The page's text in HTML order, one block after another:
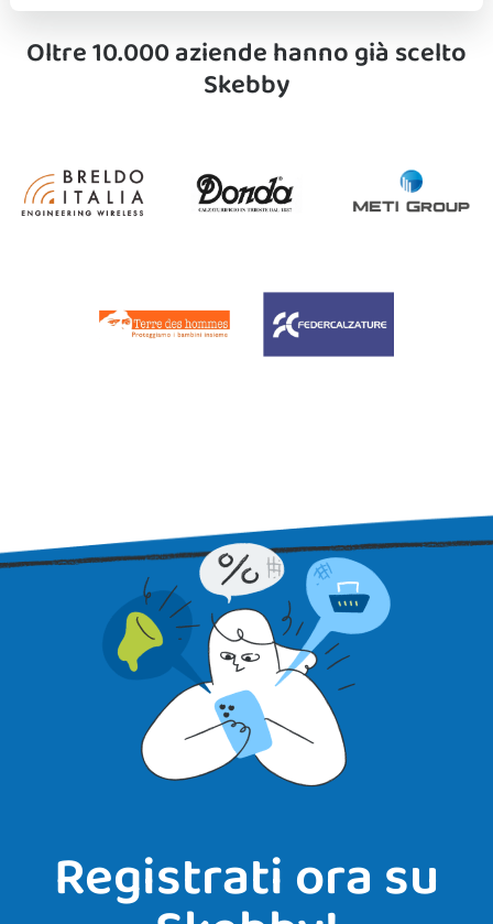
Oltre 10.000 aziende hanno già scelto
Skebby
Registrati ora su